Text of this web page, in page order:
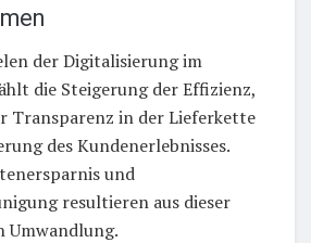
der Digitalisierung im
die Steigerung der Effizienz,
Transparenz in der Lieferkette
des Kundenerlebnisses.
und
resultieren aus dieser